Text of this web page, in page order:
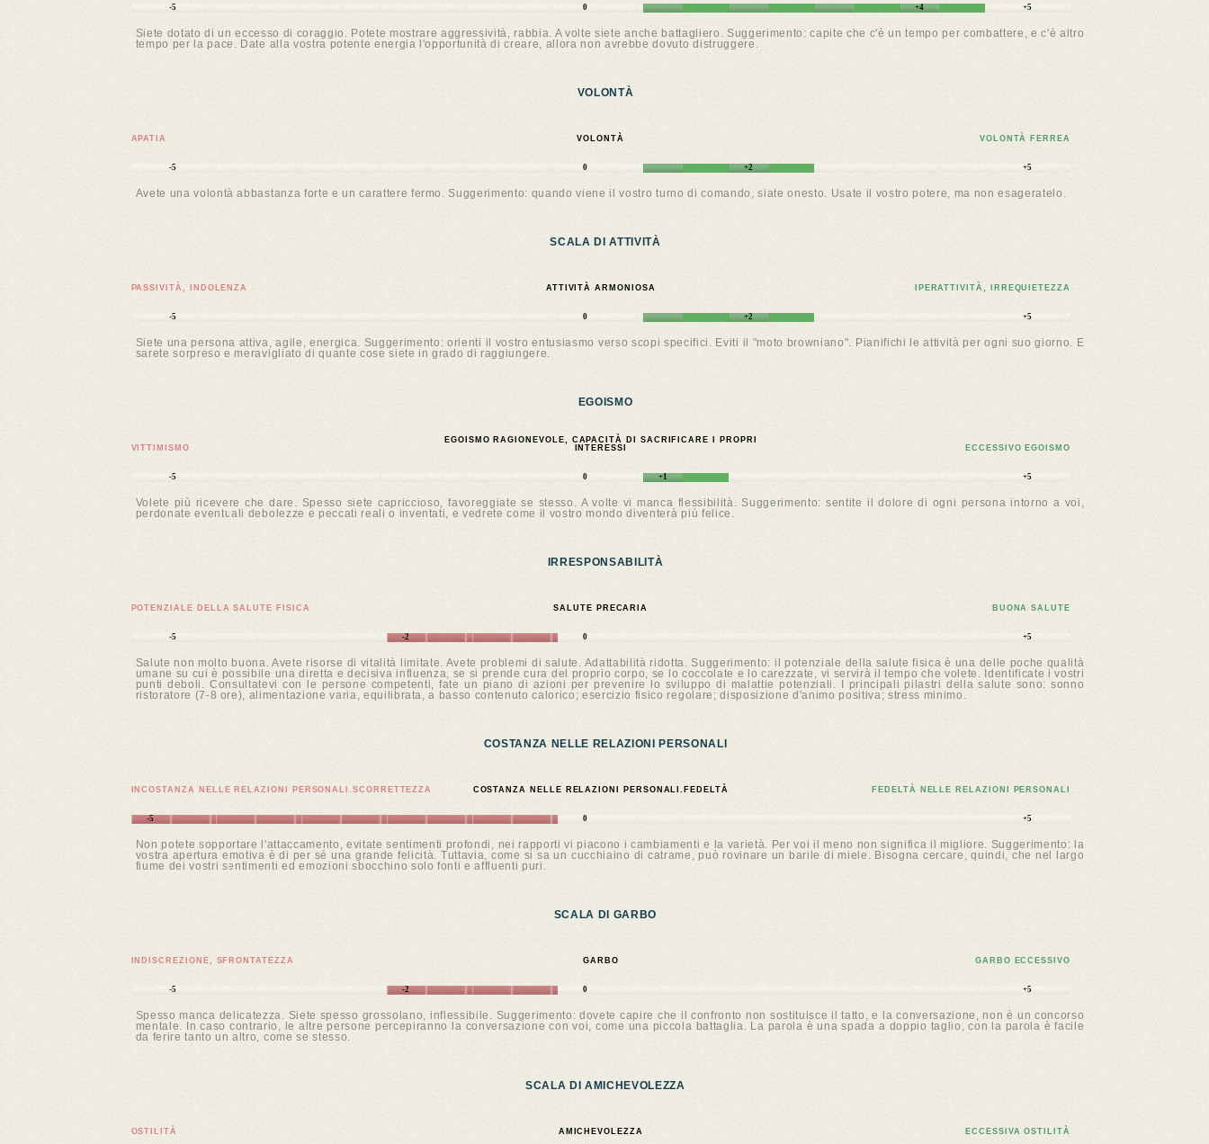
-5 0 +4 +5
Siete dotato di un eccesso di coraggio. Potete mostrare aggressività, rabbia. A volte siete anche battagliero. Suggerimento: capite che c'è un tempo per combattere, e c'è altro
tempo per la pace. Date alla vostra potente energia l'opportunità di creare, allora non avrebbe dovuto distruggere.
VOLONTÀ
APATIA VOLONTÀ VOLONTÀ FERREA
-5 0 +2 +5
Avete una volontà abbastanza forte e un carattere fermo. Suggerimento: quando viene il vostro turno di comando, siate onesto. Usate il vostro potere, ma non esageratelo.
SCALA DI ATTIVITÀ
PASSIVITÀ, INDOLENZA ATTIVITÀ ARMONIOSA IPERATTIVITÀ, IRREQUIETEZZA
-5 0 +2 +5
Siete una persona attiva, agile, energica. Suggerimento: orienti il vostro entusiasmo verso scopi specifici. Eviti il "moto browniano". Pianifichi le attività per ogni suo giorno. E
sarete sorpreso e meravigliato di quante cose siete in grado di raggiungere.
EGOISMO
VITTIMISMO
EGOISMO RAGIONEVOLE, CAPACITÀ DI SACRIFICARE I PROPRI
INTERESSI
ECCESSIVO EGOISMO
-5 0 +1 +5
Volete più ricevere che dare. Spesso siete capriccioso, favoreggiate se stesso. A volte vi manca flessibilità. Suggerimento: sentite il dolore di ogni persona intorno a voi,
perdonate eventuali debolezze e peccati reali o inventati, e vedrete come il vostro mondo diventerà più felice.
IRRESPONSABILITÀ
POTENZIALE DELLA SALUTE FISICA SALUTE PRECARIA BUONA SALUTE
-5 -2 0 +5
Salute non molto buona. Avete risorse di vitalità limitate. Avete problemi di salute. Adattabilità ridotta. Suggerimento: il potenziale della salute fisica è una delle poche qualità
umane su cui è possibile una diretta e decisiva influenza, se si prende cura del proprio corpo, se lo coccolate e lo carezzate, vi servirà il tempo che volete. Identificate i vostri
punti deboli. Consultatevi con le persone competenti, fate un piano di azioni per prevenire lo sviluppo di malattie potenziali. I principali pilastri della salute sono: sonno
ristoratore (7-8 ore), alimentazione varia, equilibrata, a basso contenuto calorico; esercizio fisico regolare; disposizione d'animo positiva; stress minimo.
COSTANZA NELLE RELAZIONI PERSONALI
INCOSTANZA NELLE RELAZIONI PERSONALI.SCORRETTEZZA COSTANZA NELLE RELAZIONI PERSONALI.FEDELTÀ FEDELTÀ NELLE RELAZIONI PERSONALI
-5 0 +5
Non potete sopportare l'attaccamento, evitate sentimenti profondi, nei rapporti vi piacono i cambiamenti e la varietà. Per voi il meno non significa il migliore. Suggerimento: la
vostra apertura emotiva è di per sé una grande felicità. Tuttavia, come si sa un cucchiaino di catrame, può rovinare un barile di miele. Bisogna cercare, quindi, che nel largo
fiume dei vostri sentimenti ed emozioni sbocchino solo fonti e affluenti puri.
SCALA DI GARBO
INDISCREZIONE, SFRONTATEZZA GARBO GARBO ECCESSIVO
-5 -2 0 +5
Spesso manca delicatezza. Siete spesso grossolano, inflessibile. Suggerimento: dovete capire che il confronto non sostituisce il tatto, e la conversazione, non è un concorso
mentale. In caso contrario, le altre persone percepiranno la conversazione con voi, come una piccola battaglia. La parola è una spada a doppio taglio, con la parola è facile
da ferire tanto un altro, come se stesso.
SCALA DI AMICHEVOLEZZA
OSTILITÀ AMICHEVOLEZZA ECCESSIVA OSTILITÀ